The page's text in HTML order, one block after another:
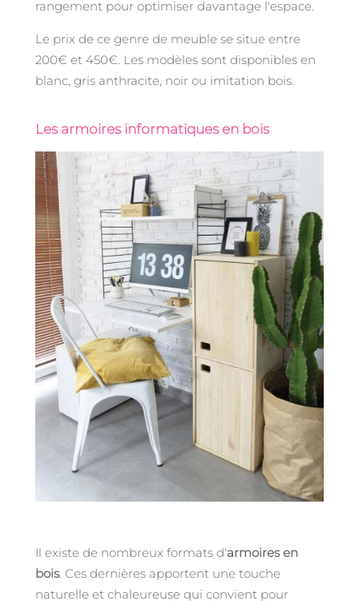
rangement pour optimiser davantage l'espace.
Le prix de ce genre de meuble se situe entre
200€ et 450€. Les modèles sont disponibles en
blanc, gris anthracite, noir ou imitation bois.
Les armoires informatiques en bois
Il existe de nombreux formats d'armoires en
bois. Ces dernières apportent une touche
naturelle et chaleureuse qui convient pour